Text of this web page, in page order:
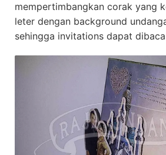
mempertimbangkan corak yang
leter dengan background
sehingga invitations dapat